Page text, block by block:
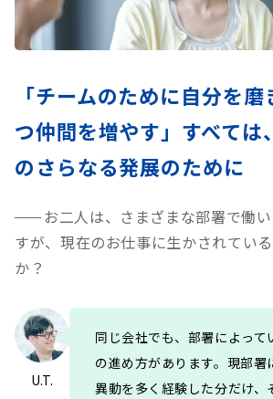
「チームのために自分を
つ仲間を増やす」 すべては
のさらなる発展のために
お二人は、さまざまな部署で働
すが、現在のお仕事に生かされてい
か？
U.T.
同じ会社でも、部署によって
の進め方があります。現部署
異動を多く経験した分だけ、